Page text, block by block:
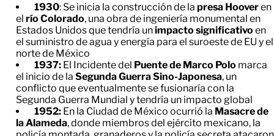
1930: Se inicia la construcción de la presa Hooveren
el río Colorado, una obra de ingeniería monumental en
Estados Unidos que tendría unimpacto significativo en
el suministro de agua y energía para el suroeste de EU y el
norte de México
1937: El Incidente del Puente de Marco Polo marca
el inicio de la Segunda Guerra Sino-Japonesa, un
conflicto que eventualmente se fusionaría con la
Segunda Guerra Mundial y tendría un impacto global
1952: En la Ciudad de México ocurrió la Masacre de
la Alameda, donde miembros del ejército mexicano, la